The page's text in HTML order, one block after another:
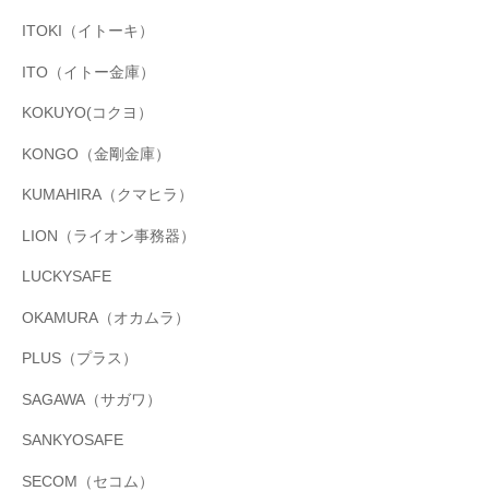
ITOKI（イトーキ）
ITO（イトー金庫）
KOKUYO(コクヨ）
KONGO（金剛金庫）
KUMAHIRA（クマヒラ）
LION（ライオン事務器）
LUCKYSAFE
OKAMURA（オカムラ）
PLUS（プラス）
SAGAWA（サガワ）
SANKYOSAFE
SECOM（セコム）